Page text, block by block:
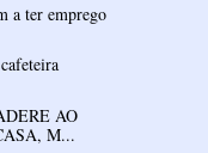
a ter emprego
AO
M...